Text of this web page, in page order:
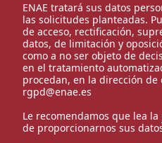
ENAE tratará sus datos
las solicitudes planteadas.
de acceso, rectificación,
datos, de limitación y
como a no ser objeto de
en el tratamiento
procedan, en la dirección de
rgpd@enae.es
Le recomendamos que lea la
de proporcionarnos sus